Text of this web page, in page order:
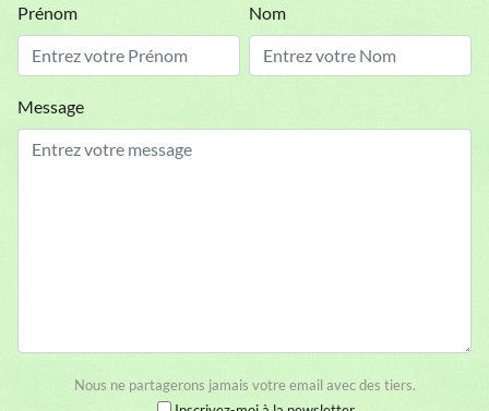
Prénom Nom
Message
Nous ne partagerons jamais votre email avec des tiers.